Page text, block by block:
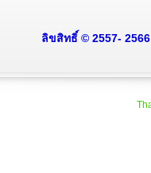
ลิขสิทธิ์ © 2557-